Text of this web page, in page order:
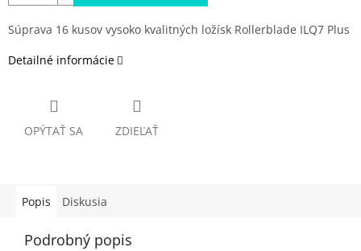
Súprava 16 kusov vysoko kvalitných ložísk Rollerblade ILQ7 Plus
Detailné informácie
OPÝTAŤ SA ZDIEĽAŤ
Popis Diskusia
Podrobný popis